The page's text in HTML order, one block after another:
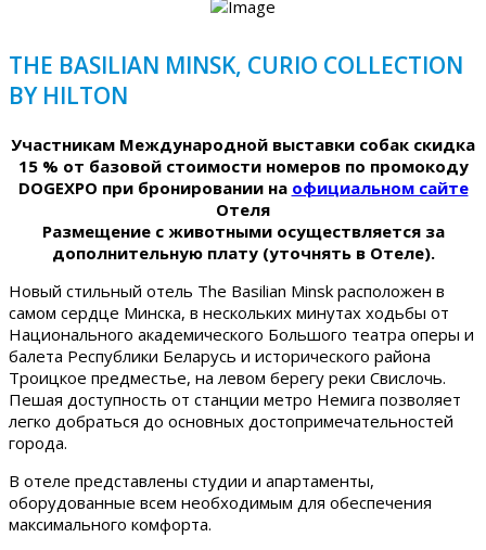
THE BASILIAN MINSK, CURIO COLLECTION
BY HILTON
Участникам Международной выставки собак скидка
15 % от базовой стоимости номеров по промокоду
DOGEXPO при бронировании на официальном сайте
Отеля
Размещение с животными осуществляется за
дополнительную плату (уточнять в Отеле).
Новый стильный отель The Basilian Minsk расположен в
самом сердце Минска, в нескольких минутах ходьбы от
Национального академического Большого театра оперы и
балета Республики Беларусь и исторического района
Троицкое предместье, на левом берегу реки Свислочь.
Пешая доступность от станции метро Немига позволяет
легко добраться до основных достопримечательностей
города.
В отеле представлены студии и апартаменты,
оборудованные всем необходимым для обеспечения
максимального комфорта.